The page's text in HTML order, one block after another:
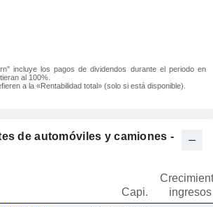
incluye los pagos de dividendos durante el periodo en
al 100%.
a la «Rentabilidad total» (solo si está disponible).
de automóviles y camiones -
Capi.
ingresos